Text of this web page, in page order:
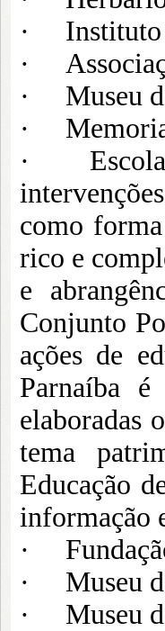
· Instituto
·
· Museu
·
· Escola
como
rico e
e
Conjunto
ações de
Parnaíba
elaboradas
tema
Educação
informação
·
· Museu
· Museu